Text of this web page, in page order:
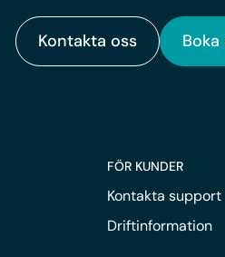
Kontakta oss
FÖR KUNDER
Kontakta support
Driftinformation